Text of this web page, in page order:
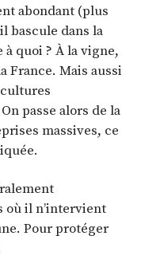
abondant (plus
bascule dans la
quoi ? À la vigne,
France. Mais aussi
passe alors de la
massives, ce
où il n’intervient
Pour protéger